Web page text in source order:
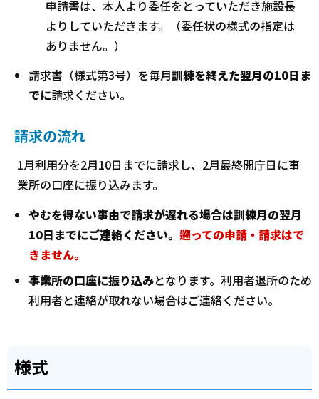
申請書は、本人より委任をとっていただき施設長
よりしていただきます。（委任状の様式の指定は
ありません。）
請求書（様式第3号）を毎月訓練を終えた翌月の10日ま
でに請求ください。
請求の流れ
1月利用分を2月10日までに請求し、2月最終開庁日に事
業所の口座に振り込みます。
やむを得ない事由で請求が遅れる場合は訓練月の翌月
10日までにご連絡ください。 遡っての申請・請求はで
きません。
事業所の口座に振り込みとなります。利用者退所のため
利用者と連絡が取れない場合はご連絡ください。
様式